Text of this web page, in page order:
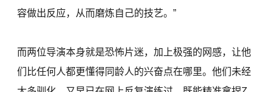
容做出反应，从而磨炼自己的技艺。”
而两位导演本身就是恐怖片迷，加上极强的网感，让他
们比任何人都更懂得同龄人的兴奋点在哪里。他们未经